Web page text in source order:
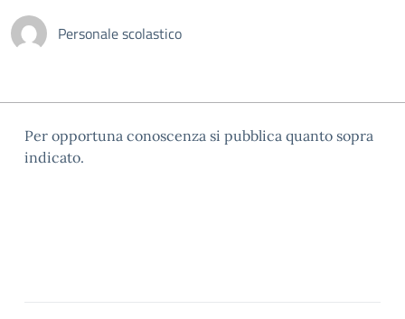
Personale scolastico
Per opportuna conoscenza si pubblica quanto sopra
indicato.